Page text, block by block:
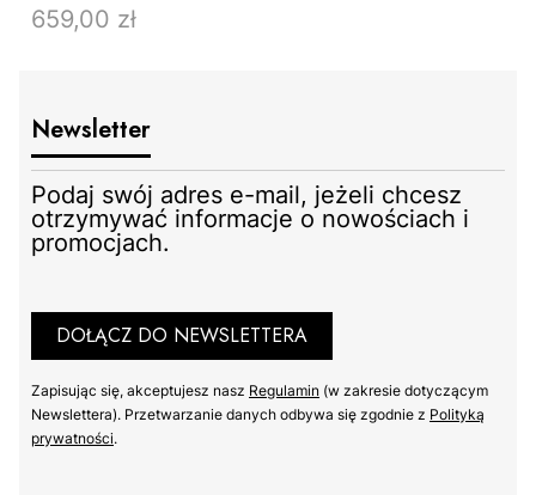
Cena
659,00 zł
Newsletter
Podaj swój adres e-mail, jeżeli chcesz
otrzymywać informacje o nowościach i
promocjach.
DOŁĄCZ DO NEWSLETTERA
Zapisując się, akceptujesz nasz ​ Regulamin ​​​ (w zakresie dotyczącym
Newslettera). Przetwarzanie danych odbywa się zgodnie z ​ Polityką
prywatności​​​.